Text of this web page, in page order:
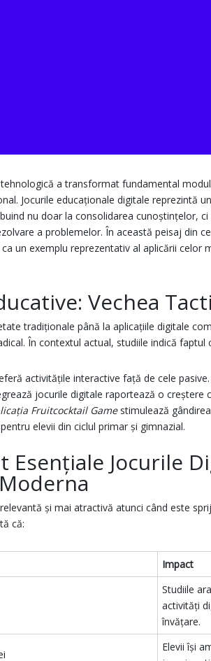
a transformat fundamental
Jocurile educaționale digitale reprezintă
nu doar la consolidarea cunoștințelor,
a problemelor. În această peisaj din
un exemplu reprezentativ al aplicării celor
Vechea
tradiționale până la aplicațiile digitale
În contextul actual, studiile indică faptul
activitățile interactive față de cele pasive.
jocurile digitale raportează o creștere
Fruitcocktail Gamestimulează
elevii din ciclul primar și gimnazial.
Esențiale Jocurile
și mai atractivă atunci când este
că:
Impact
Studiile
activități
învățare.
Elevii își